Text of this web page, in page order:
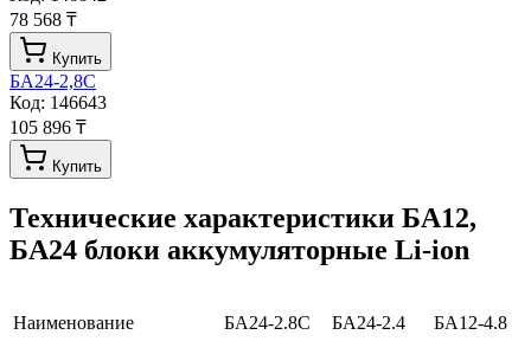
78 568 ₸
Купить
БА24-2,8С
Код: 146643
105 896 ₸
Купить
Технические характеристики БА12,
БА24 блоки аккумуляторные Li-ion
Наименование БА24-2.8С БА24-2.4 БА12-4.8